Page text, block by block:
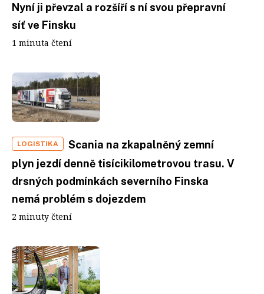
Nyní ji převzal a rozšíří s ní svou přepravní
síť ve Finsku
1 minuta čtení
LOGISTIKA
Scania na zkapalněný zemní
plyn jezdí denně tisícikilometrovou trasu. V
drsných podmínkách severního Finska
nemá problém s dojezdem
2 minuty čtení